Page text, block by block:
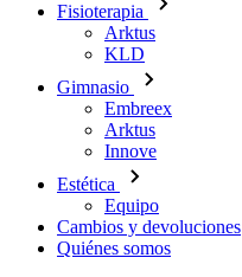
Fisioterapia
Arktus
KLD
Gimnasio
Embreex
Arktus
Innove
Estética
Equipo
Cambios y devoluciones
Quiénes somos